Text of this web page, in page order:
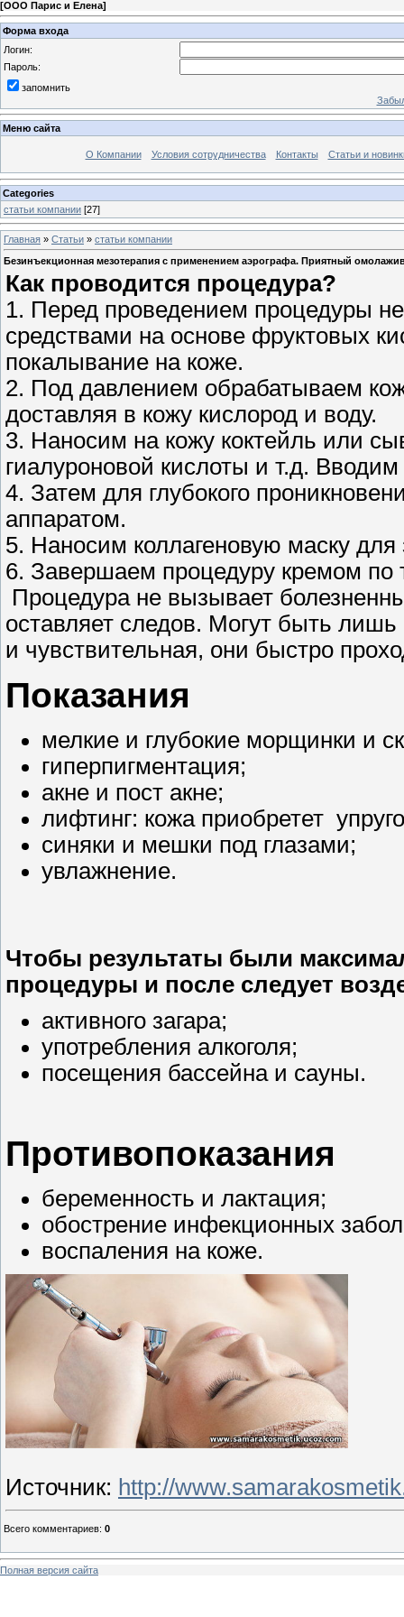
[ООО Парис и Елена]
Форма входа
Логин:
Пароль:
запомнить
Меню сайта
О Компании Условия сотрудничества Контакты Статьи и
Categories
статьи компании [27]
Главная » Статьи » статьи компании
Безинъекционная мезотерапия с применением аэрографа. Приятный
Как проводится процедура?
1. Перед проведением процедуры
средствами на основе фруктовых
покалывание на коже.
2. Под давлением обрабатываем
доставляя в кожу кислород и воду.
3. Наносим на кожу коктейль или
гиалуроновой кислоты и т.д.
4. Затем для глубокого
аппаратом.
5. Наносим коллагеновую маску для
6. Завершаем процедуру кремом по
Процедура не вызывает
оставляет следов. Могут быть
и чувствительная, они быстро
Показания
мелкие и глубокие морщинки и
гиперпигментация;
акне и пост акне;
лифтинг: кожа приобретет
синяки и мешки под глазами;
увлажнение.
Чтобы результаты были
процедуры и после следует
активного загара;
употребления алкоголя;
посещения бассейна и сауны.
Противопоказания
беременность и лактация;
обострение инфекционных
воспаления на коже.
Источник: http://
Всего комментариев: 0
Полная версия сайта